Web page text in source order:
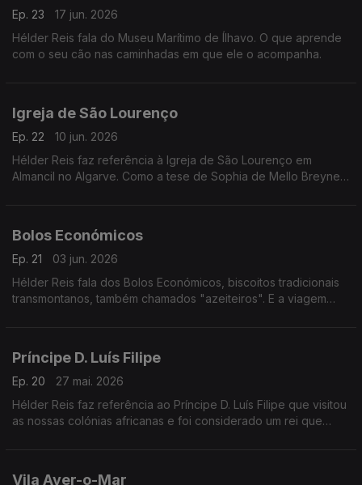
Ep. 23
17 jun. 2026
Hélder Reis fala do Museu Marítimo de Ílhavo. O que aprende
com o seu cão nas caminhadas em que ele o acompanha.
Igreja de São Lourenço
Ep. 22
10 jun. 2026
Hélder Reis faz referência à Igreja de São Lourenço em
Almancil no Algarve. Como a tese de Sophia de Mello Breyner
Bolos Económicos
Ep. 21
03 jun. 2026
Hélder Reis fala dos Bolos Económicos, biscoitos tradicionais
transmontanos, também chamados "azeiteiros". E a viagem
Príncipe D. Luís Filipe
Ep. 20
27 mai. 2026
Hélder Reis faz referência ao Príncipe D. Luís Filipe que visitou
as nossas colónias africanas e foi considerado um rei que
Vila Aver-o-Mar